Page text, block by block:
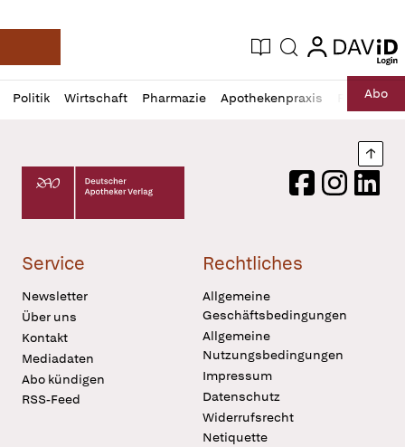
Deutsche Apotheker Zeitung
Aktuelle Ausgabe
Suche login
login
Politik Wirtschaft Pharmazie Apothekenpraxis RechtAbo
Profil
öffnen
Daz
Pur
Deutscher Apotheker Verlag Logo
FacebookInstagram
Service
Newsletter
Über uns
Kontakt
Mediadaten
Abo kündigen
RSS-Feed
Rechtliches
Allgemeine
Geschäftsbedingungen
Allgemeine
Nutzungsbedingungen
Impressum
Datenschutz
Widerrufsrecht
Netiquette